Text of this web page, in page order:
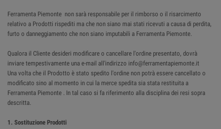
Ferramenta Piemonte non sarà responsabile per il rimborso o il risarcimento
relativo a Prodotti rispediti ma che non siano mai stati ricevuti a causa di perdita,
furto o danneggiamento che non siano imputabili a Ferramenta Piemonte.
Qualora il Cliente desideri modificare o cancellare l'ordine presentato, dovrà
inviare tempestivamente una e-mail all'indirizzo info@ferramentapiemonte.it
Una volta che il Prodotto è stato spedito l'ordine non potrà essere cancellato o
modificato sino al momento in cui la merce spedita sia stata restituita a
Ferramenta Piemonte . In tal caso si fa riferimento alla disciplina dei resi sopra
descritta.
1. Sostituzione Prodotti